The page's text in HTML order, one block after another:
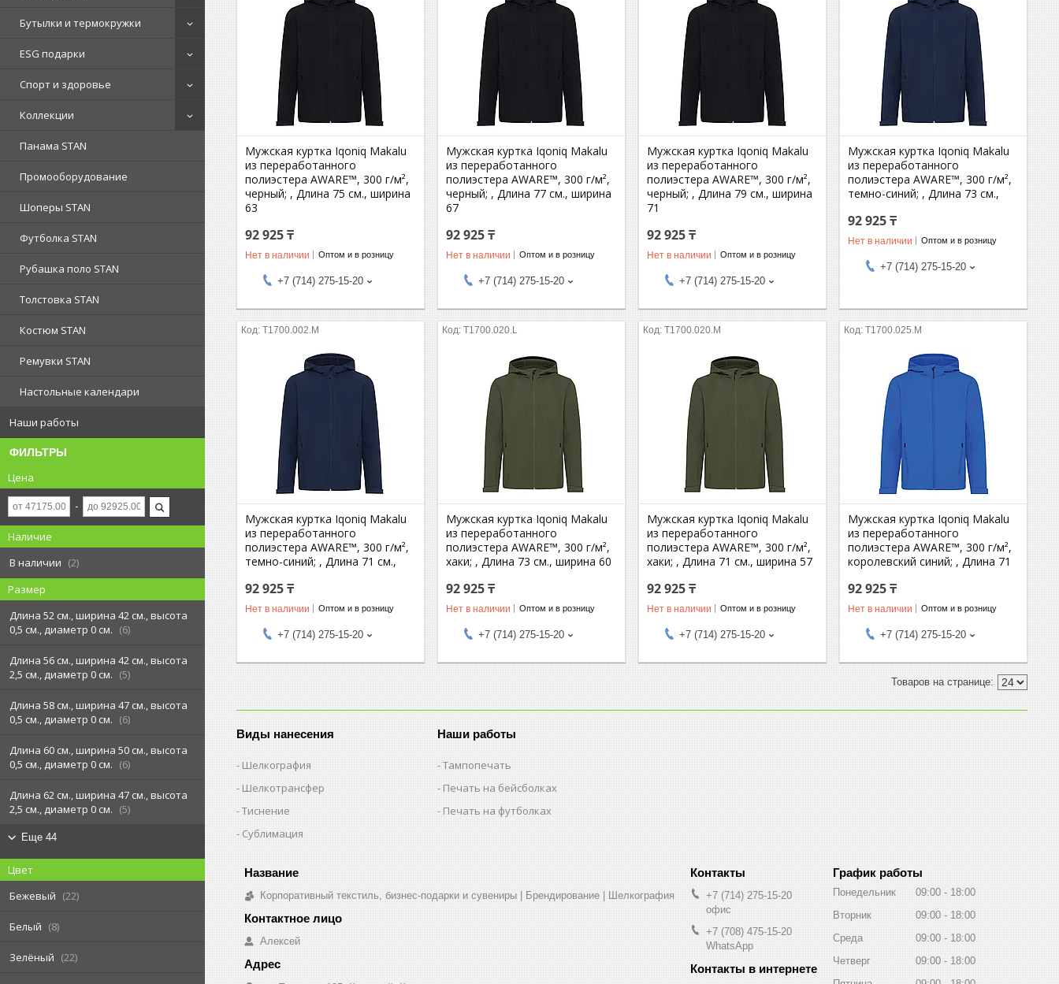
Бутылки и термокружки
ESG подарки
Спорт и здоровье
Коллекции
Панама STAN
Промооборудование
Шоперы STAN
Футболка STAN
Рубашка поло STAN
Толстовка STAN
Костюм STAN
Ремувки STAN
Настольные календари
Наши работы
ФИЛЬТРЫ
Цена
Наличие
В наличии
2
Размер
Длина 52 см., ширина 42 см., высота
0,5 см., диаметр 0 см.
6
Длина 56 см., ширина 42 см., высота
2,5 см., диаметр 0 см.
5
Длина 58 см., ширина 47 см., высота
0,5 см., диаметр 0 см.
6
Длина 60 см., ширина 50 см., высота
0,5 см., диаметр 0 см.
6
Длина 62 см., ширина 47 см., высота
2,5 см., диаметр 0 см.
5
Еще 44
Цвет
Бежевый
22
Белый 8
Зелёный 22
Мужская куртка Iqoniq Makalu
из переработанного
полиэстера AWARE™, 300 г/м²,
черный; , Длина 75 см., ширина
63
92 925 ₸
Нет в наличии Оптом и в розницу
+7 (714) 275-15-20
Мужская куртка Iqoniq Makalu
из переработанного
полиэстера AWARE™, 300 г/м²,
черный; , Длина 77 см., ширина
67
92 925 ₸
Нет в наличии Оптом и в розницу
+7 (714) 275-15-20
Мужская куртка Iqoniq Makalu
из переработанного
полиэстера AWARE™, 300 г/м²,
черный; , Длина 79 см., ширина
71
92 925 ₸
Нет в наличии Оптом и в розницу
+7 (714) 275-15-20
Мужская куртка Iqoniq Makalu
из переработанного
полиэстера AWARE™, 300 г/м²,
темно-синий; , Длина 73 см.,
92 925 ₸
Нет в наличии Оптом и в розницу
+7 (714) 275-15-20
T1700.002.M
Мужская куртка Iqoniq Makalu
из переработанного
полиэстера AWARE™, 300 г/м²,
темно-синий; , Длина 71 см.,
92 925 ₸
Нет в наличии Оптом и в розницу
+7 (714) 275-15-20
T1700.020.L
Мужская куртка Iqoniq Makalu
из переработанного
полиэстера AWARE™, 300 г/м²,
хаки; , Длина 73 см., ширина 60
92 925 ₸
Нет в наличии Оптом и в розницу
+7 (714) 275-15-20
T1700.020.M
Мужская куртка Iqoniq Makalu
из переработанного
полиэстера AWARE™, 300 г/м²,
хаки; , Длина 71 см., ширина 57
92 925 ₸
Нет в наличии Оптом и в розницу
+7 (714) 275-15-20
T1700.025.M
Мужская куртка Iqoniq Makalu
из переработанного
полиэстера AWARE™, 300 г/м²,
королевский синий; , Длина 71
92 925 ₸
Нет в наличии Оптом и в розницу
+7 (714) 275-15-20
Виды нанесения
Шелкография
Шелкотрансфер
Тиснение
Сублимация
Наши работы
Тампопечать
Печать на бейсболках
Печать на футболках
Корпоративный текстиль, бизнес-подарки и сувениры | Брендирование | Шелкография
Алексей
+7 (714) 275-15-20
офис
+7 (708) 475-15-20
WhatsApp
График работы
Понедельник 09:00
18:00
Вторник
09:00
18:00
Среда
09:00
18:00
Четверг
09:00
18:00